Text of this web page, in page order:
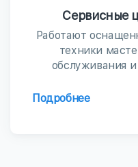
Сервисные
Работают
техники
обслуживания
Подробнее